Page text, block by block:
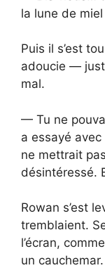
la lune de
Puis il s’est
adoucie —
mal.
— Tu ne
a essayé avec
ne mettrait
désintéressé.
Rowan s’est
tremblaient.
l’écran,
un cauchemar.